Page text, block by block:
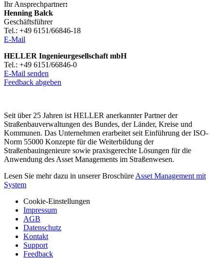
Ihr Ansprechpartner:
Henning Balck
Geschäftsführer
Tel.: +49 6151/66846-18
E-Mail
HELLER Ingenieurgesellschaft mbH
Tel.: +49 6151/66846-0
E-Mail senden
Feedback abgeben
Seit über 25 Jahren ist HELLER anerkannter Partner der
Straßenbauverwaltungen des Bundes, der Länder, Kreise und
Kommunen. Das Unternehmen erarbeitet seit Einführung der ISO-
Norm 55000 Konzepte für die Weiterbildung der
Straßenbauingenieure sowie praxisgerechte Lösungen für die
Anwendung des Asset Managements im Straßenwesen.
Lesen Sie mehr dazu in unserer Broschüre Asset Management mit
System
Cookie-Einstellungen
Impressum
AGB
Datenschutz
Kontakt
Support
Feedback